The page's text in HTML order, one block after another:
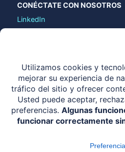
CONÉCTATE CON NOSOTROS
LinkedIn
COPYRIGHT © 2026